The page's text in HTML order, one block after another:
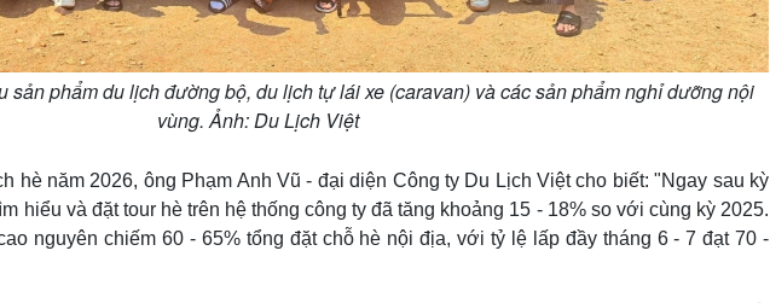
sản phẩm du lịch đường bộ, du lịch tự lái xe (caravan) và các sản phẩm nghỉ dưỡng nội
vùng. Ảnh: Du Lịch Việt
hè năm 2026, ông Phạm Anh Vũ - đại diện Công ty Du Lịch Việt cho biết: "Ngay sau kỳ
hiểu và đặt tour hè trên hệ thống công ty đã tăng khoảng 15 - 18% so với cùng kỳ 2025.
nguyên chiếm 60 - 65% tổng đặt chỗ hè nội địa, với tỷ lệ lấp đầy tháng 6 - 7 đạt 70 -